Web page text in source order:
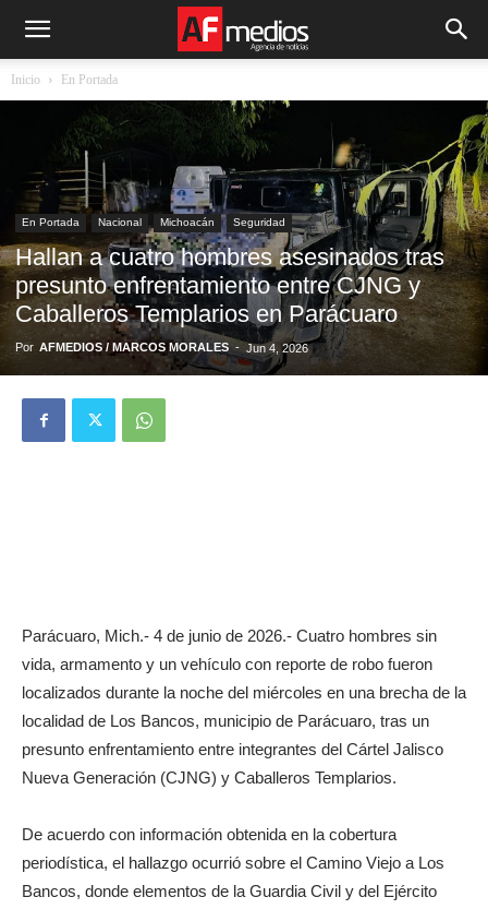
Inicio En Portada
En Portada Nacional Michoacán Seguridad
Hallan a cuatro hombres asesinados tras
presunto enfrentamiento entre CJNG y
Caballeros Templarios en Parácuaro
Por AFMEDIOS / MARCOS MORALES - Jun 4, 2026
Parácuaro, Mich.- 4 de junio de 2026.- Cuatro hombres sin
vida, armamento y un vehículo con reporte de robo fueron
localizados durante la noche del miércoles en una brecha de la
localidad de Los Bancos, municipio de Parácuaro, tras un
presunto enfrentamiento entre integrantes del Cártel Jalisco
Nueva Generación (CJNG) y Caballeros Templarios.
De acuerdo con información obtenida en la cobertura
periodística, el hallazgo ocurrió sobre el Camino Viejo a Los
Bancos, donde elementos de la Guardia Civil y del Ejército